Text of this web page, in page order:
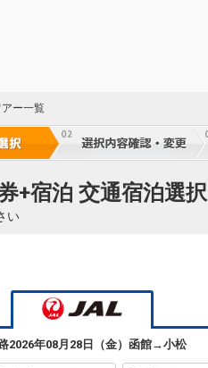
ー一覧
+宿泊 交通宿泊選択
い
2026年08月28日（金） 函館→小松